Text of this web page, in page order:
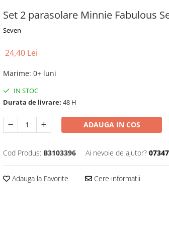
Set 2 parasolare Minnie Fabulous
Seven
24,40 Lei
Marime: 0+ luni
IN STOC
Durata de livrare: 48 H
ADAUGA IN COS
Cod Produs: B3103396 Ai nevoie de ajutor?
Adauga la Favorite Cere informatii